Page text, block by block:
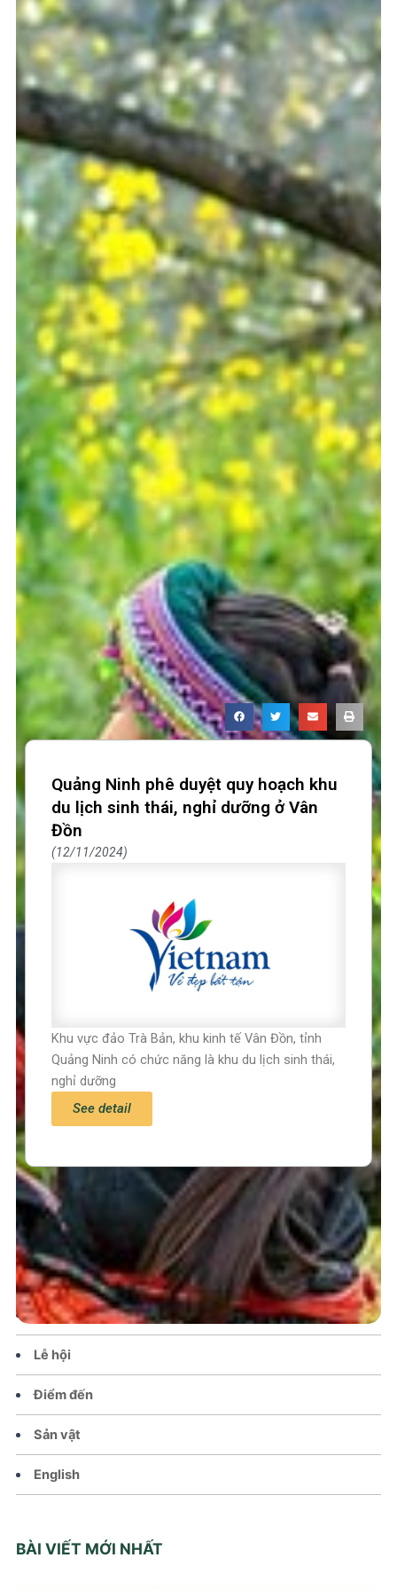
Trang chủ
Tin tức – Sự kiện
Chính sách
Văn hoá – Đời sống
Lễ hội
Điểm đến
Sản vật
English
BÀI VIẾT MỚI NHẤT
Quảng Ninh phê duyệt quy hoạch khu
du lịch sinh thái, nghỉ dưỡng ở Vân
Đồn
12/11/2024
Khu vực đảo Trà Bản, khu kinh tế Vân Đồn, tỉnh
Quảng Ninh có chức năng là khu du lịch sinh thái,
nghỉ dưỡng
See detail